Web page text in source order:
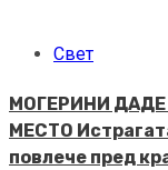
Свет
МОГЕРИНИ
МЕСТО
повлече пред